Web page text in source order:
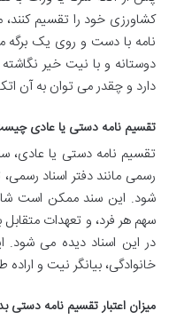
کشاورزی خود را تقسیم
نامه با دست و روی یک برگه
دوستانه و با نیت خیر
دارد و چقدر می توان به آن
تقسیم نامه دستی یا عادی
تقسیم نامه دستی یا عادی،
رسمی مانند دفتر اسناد
شود. این سند ممکن است
سهم هر فرد، و تعهدات
در این اسناد دیده می
خانوادگی، بیانگر نیت و
میزان اعتبار تقسیم نامه